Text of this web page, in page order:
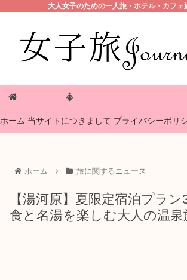
大人女子のための一人旅・ホテル・カフェ
ホーム 当サイトにつきまして プライバシーポリ
ホーム 旅に関するニュース
【湯河原】夏限定宿泊プラ
食と名湯を楽しむ大人の温泉